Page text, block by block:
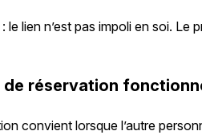
le lien n’est pas impoli en soi.
de réservation
convient lorsque l’autre